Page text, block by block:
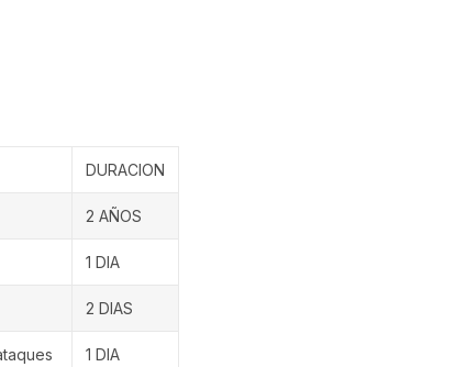
DURACION
2 AÑOS
1 DIA
2 DIAS
1 DIA